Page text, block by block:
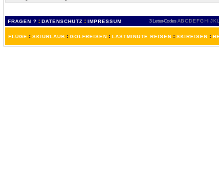
FRAGEN ? : DATENSCHUTZ : IMPRESSUM 3 Letter-Codes ABCDEFGH IJKL
FLÜGE : SKIURLAUB : GOLFREISEN : LASTMINUTE REISEN : SKIREISEN :